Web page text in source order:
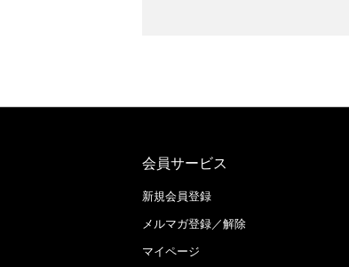
会員サービス
新規会員登録
メルマガ登録／解除
マイページ